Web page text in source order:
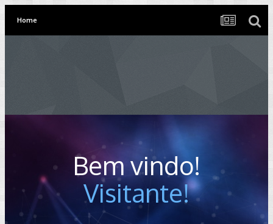
Home
Bem vindo!
Visitante!